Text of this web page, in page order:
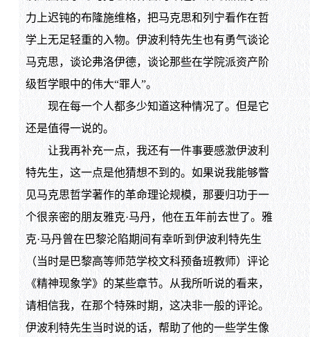
力上迟钝的布隆施维格，把马克思和列宁看作在哲
学上无足轻重的入物。伊波利特先生也有勇气谈论
马克思，谈论弗洛伊德，谈论那些在学院派资产阶
级哲学眼中的伟大“罪人”。
现在每一个人都多少知道这种情况了。但是它
还是值得一说的。
让我再补充一点，我还有一件事要感激伊波利
特先生，这一点是他猜想不到的。如果说我能够瞥
见马克思哲学著作的革命理论规模，那要归功于一
个很亲密的朋友雅克·马丹，他在五年前去世了。雅
克·马丹曾在巴黎沦陷期间有幸听到伊波利特先生
（当时是巴黎高等师范学校文科预备班教师）评论
《精神现象学》的某些章节。从我所听说的看来，
请相信我，在那个特殊时期，这决非一般的评论。
伊波利特先生当时说的话，帮助了他的一些学生像